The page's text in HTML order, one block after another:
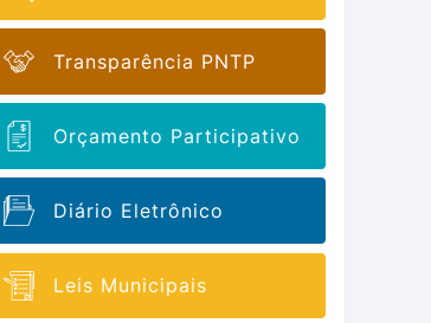
Transparência PNTP
Orçamento Participativo
Diário Eletrônico
Leis Municipais